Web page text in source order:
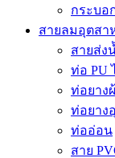
กระบอ
สายลมอุตสา
สายส่ง
ท่อ PU
ท่อยาง
ท่อยาง
ท่ออ่อน
สาย